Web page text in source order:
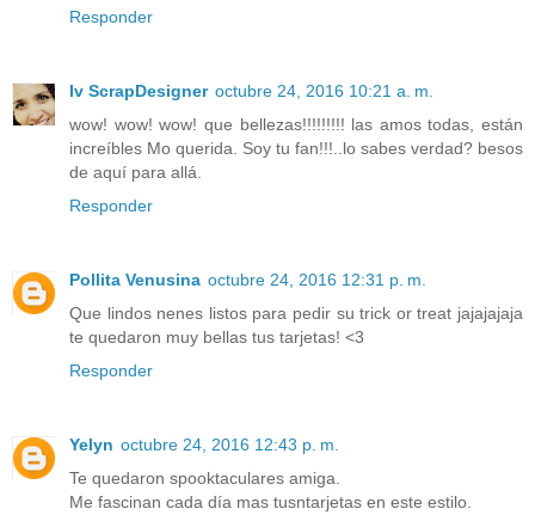
Responder
Iv ScrapDesigner octubre 24, 2016 10:21 a. m.
wow! wow! wow! que bellezas!!!!!!!!! las amos todas, están
increíbles Mo querida. Soy tu fan!!!..lo sabes verdad? besos
de aquí para allá.
Responder
Pollita Venusina octubre 24, 2016 12:31 p. m.
Que lindos nenes listos para pedir su trick or treat jajajajaja
te quedaron muy bellas tus tarjetas! <3
Responder
Yelyn octubre 24, 2016 12:43 p. m.
Te quedaron spooktaculares amiga.
Me fascinan cada día mas tusntarjetas en este estilo.